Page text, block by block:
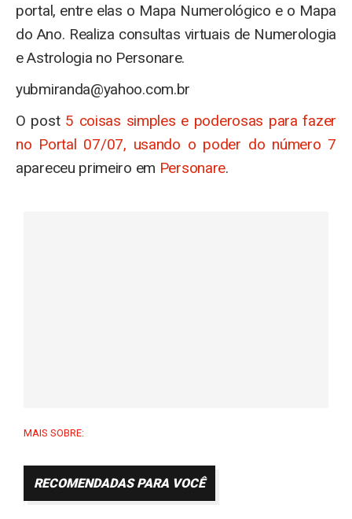
portal, entre elas o Mapa Numerológico e o Mapa
do Ano. Realiza consultas virtuais de Numerologia
e Astrologia no Personare.
yubmiranda@yahoo.com.br
O post 5 coisas simples e poderosas para fazer
no Portal 07/07, usando o poder do número 7
apareceu primeiro em Personare.
MAIS SOBRE:
RECOMENDADAS PARA VOCÊ